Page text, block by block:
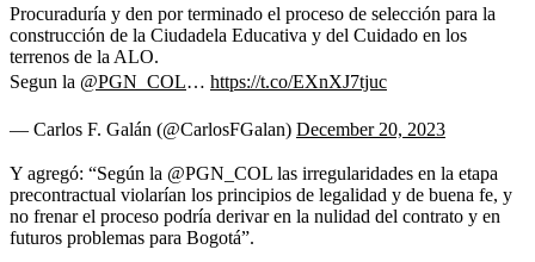
Procuraduría y den por terminado el proceso de selección para la
construcción de la Ciudadela Educativa y del Cuidado en los
terrenos de la ALO.
Segun la @PGN_COL… https://t.co/EXnXJ7tjuc
— Carlos F. Galán (@CarlosFGalan) December 20, 2023
Y agregó: “Según la @PGN_COL las irregularidades en la etapa
precontractual violarían los principios de legalidad y de buena fe, y
no frenar el proceso podría derivar en la nulidad del contrato y en
futuros problemas para Bogotá”.